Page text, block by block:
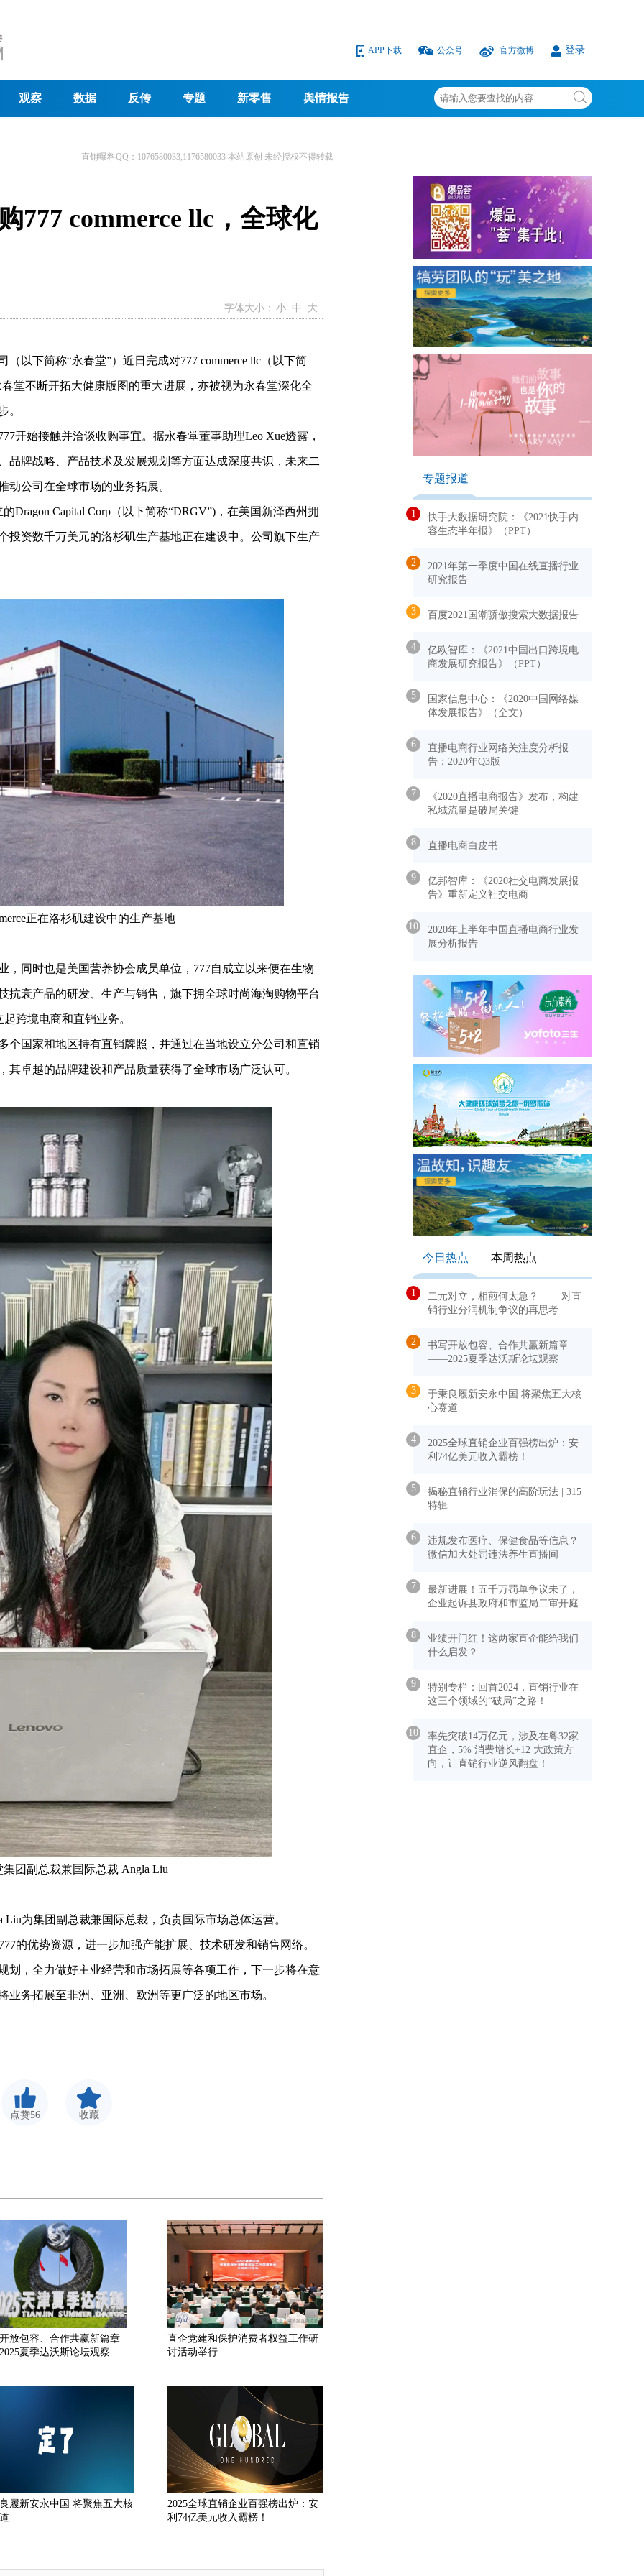
APP下载 公众号 官方微博 登录
观察 数据 反传 专题 新零售 舆情报告
直销曝料QQ：1076580033,1176580033 本站原创 未经授权不得转载
777 commerce llc，全球化
字体大小： 小 中 大
以下简称“永春堂”）近日完成对777 commerce llc（以下简
堂不断开拓大健康版图的重大进展，亦被视为永春堂深化全
。
开始接触并洽谈收购事宜。据永春堂董事助理Leo Xue透露，
品牌战略、产品技术及发展规划等方面达成深度共识，未来二
动公司在全球市场的业务拓展。
Dragon Capital Corp（以下简称“DRGV”)，在美国新泽西州拥
投资数千万美元的洛杉矶生产基地正在建设中。公司旗下生产
正在洛杉矶建设中的生产基地
，同时也是美国营养协会成员单位，777自成立以来便在生物
抗衰产品的研发、生产与销售，旗下拥全球时尚海淘购物平台
跨境电商和直销业务。
个国家和地区持有直销牌照，并通过在当地设立分公司和直销
其卓越的品牌建设和产品质量获得了全球市场广泛认可。
集团副总裁兼国际总裁 Angla Liu
为集团副总裁兼国际总裁，负责国际市场总体运营。
的优势资源，进一步加强产能扩展、技术研发和销售网络。
划，全力做好主业经营和市场拓展等各项工作，下一步将在意
业务拓展至非洲、亚洲、欧洲等更广泛的地区市场。
点赞56 收藏
放包容、合作共赢新篇章
夏季达沃斯论坛观察
直企党建和保护消费者权益工作研
讨活动举行
履新安永中国 将聚焦五大核
2025全球直销企业百强榜出炉：安
利74亿美元收入霸榜！
专题报道
1
快手大数据研究院：《2021快手内
容生态半年报》（PPT）
2
2021年第一季度中国在线直播行业
研究报告
3 百度2021国潮骄傲搜索大数据报告
4
亿欧智库：《2021中国出口跨境电
商发展研究报告》（PPT）
5
国家信息中心：《2020中国网络媒
体发展报告》（全文）
6
直播电商行业网络关注度分析报
告：2020年Q3版
7
《2020直播电商报告》发布，构建
私域流量是破局关键
8 直播电商白皮书
9
亿邦智库：《2020社交电商发展报
告》重新定义社交电商
10
2020年上半年中国直播电商行业发
展分析报告
今日热点 本周热点
1
二元对立，相煎何太急？ ——对直
销行业分润机制争议的再思考
2
书写开放包容、合作共赢新篇章
——2025夏季达沃斯论坛观察
3
于秉良履新安永中国 将聚焦五大核
心赛道
4
2025全球直销企业百强榜出炉：安
利74亿美元收入霸榜！
5
揭秘直销行业消保的高阶玩法 | 315
特辑
6
违规发布医疗、保健食品等信息？
微信加大处罚违法养生直播间
7
最新进展！五千万罚单争议未了，
企业起诉县政府和市监局二审开庭
8
业绩开门红！这两家直企能给我们
什么启发？
9
特别专栏：回首2024，直销行业在
这三个领域的“破局”之路！
10
率先突破14万亿元，涉及在粤32家
直企，5% 消费增长+12 大政策方
向，让直销行业逆风翻盘！